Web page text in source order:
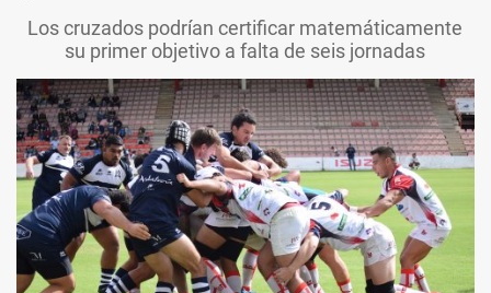
Los cruzados podrían certificar matemáticamente
su primer objetivo a falta de seis jornadas